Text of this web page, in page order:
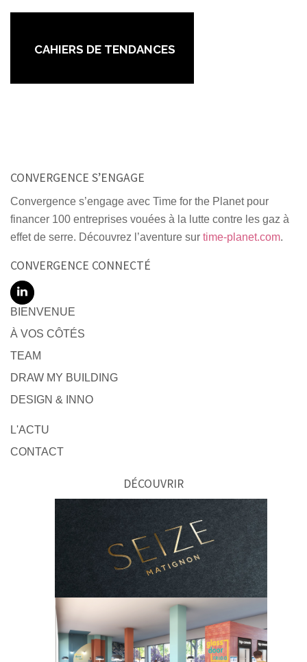
CAHIERS DE TENDANCES
CONVERGENCE S’ENGAGE
Convergence s’engage avec Time for the Planet pour
financer 100 entreprises vouées à la lutte contre les gaz à
effet de serre. Découvrez l’aventure sur time-planet.com.
CONVERGENCE CONNECTÉ
BIENVENUE
À VOS CÔTÉS
TEAM
DRAW MY BUILDING
DESIGN & INNO
L'ACTU
CONTACT
DÉCOUVRIR